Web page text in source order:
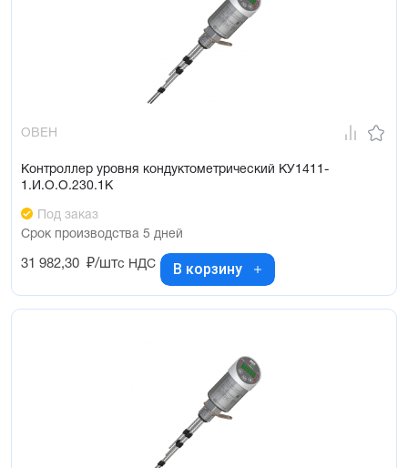
ОВЕН
Контроллер уровня кондуктометрический КУ1411-
1.И.О.О.230.1К
Под заказ
Срок производства 5 дней
31 982,30 ₽/штс НДС В корзину